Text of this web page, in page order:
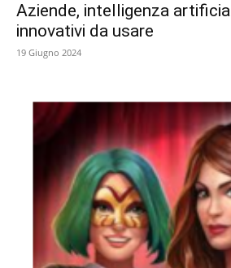
Aziende, intelligenza
innovativi da usare
19 Giugno 2024